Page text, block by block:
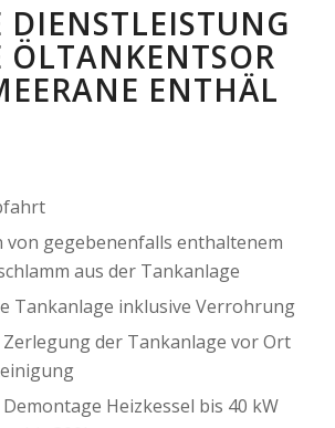
DIENSTLEISTUNG
ÖLTANKENTSOR
ENTHÄL
von gegebenenfalls enthaltenem
aus der Tankanlage
Tankanlage inklusive Verrohrung
der Tankanlage vor Ort
Heizkessel bis 40 kW